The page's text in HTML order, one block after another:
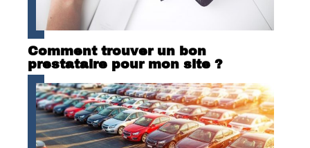
Comment trouver un bon
prestataire pour mon site ?